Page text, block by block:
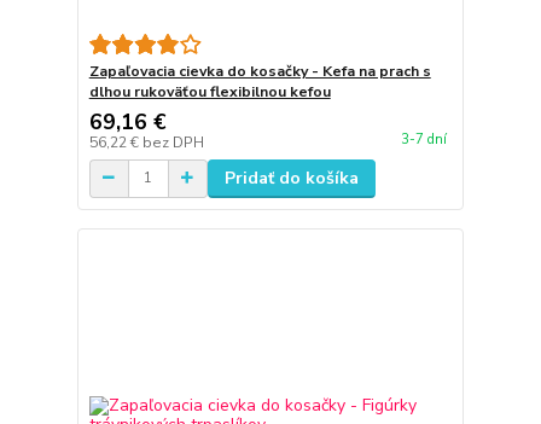
Zapaľovacia cievka do kosačky - Kefa na prach s
dlhou rukoväťou flexibilnou kefou
69,16 €
56,22 € bez DPH 3-7 dní
Pridať do košíka